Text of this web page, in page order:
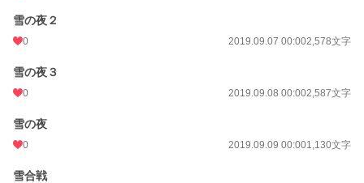
雪の夜２
0 2019.09.07 00:002,578文字
雪の夜３
0 2019.09.08 00:002,587文字
雪の夜
0 2019.09.09 00:001,130文字
雪合戦